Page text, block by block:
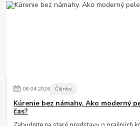
08.04.2026 Články
Kúrenie bez námahy. Ako moderný
čas?